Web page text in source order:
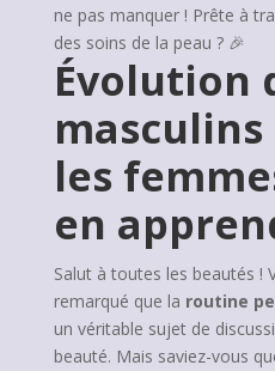
ne pas manquer ! Prête à
des soins de la peau ? 🎉
Évolution
masculins
les
en
Salut à toutes les beautés !
remarqué que la routine
un véritable sujet de
beauté. Mais saviez-vous